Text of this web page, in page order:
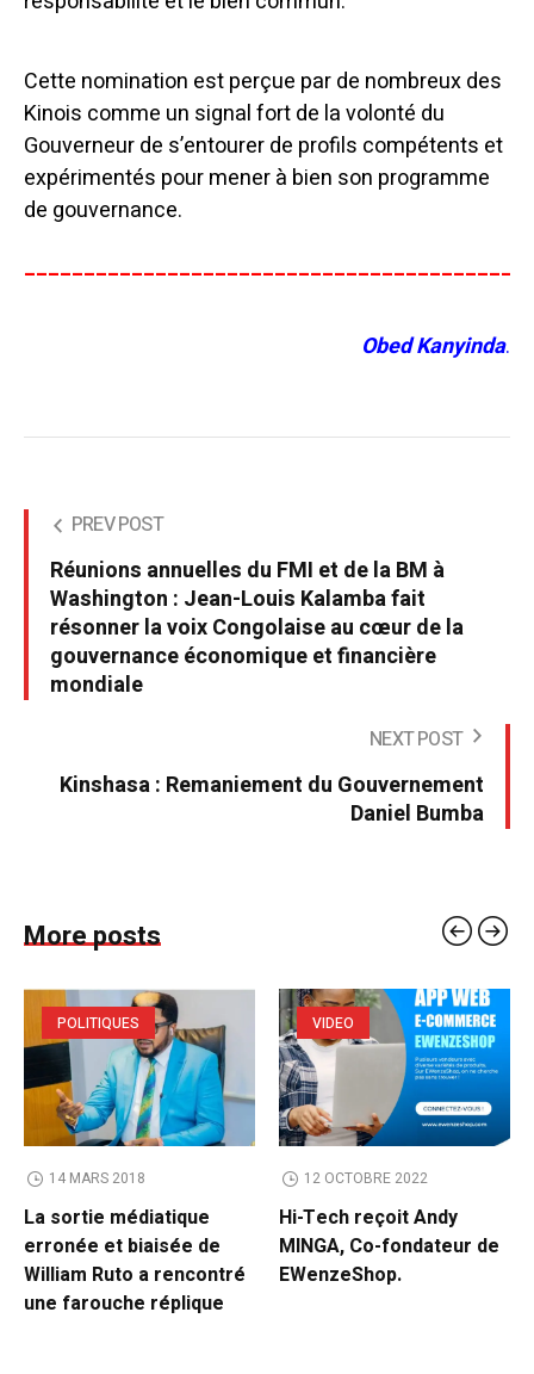
Cette nomination est perçue par de nombreux des
Kinois comme un signal fort de la volonté du
Gouverneur de s’entourer de profils compétents et
expérimentés pour mener à bien son programme
de gouvernance.
Obed Kanyinda.
PREV POST
Réunions annuelles du FMI et de la BM à
Washington : Jean-Louis Kalamba fait
résonner la voix Congolaise au cœur de la
gouvernance économique et financière
mondiale
NEXT POST
Kinshasa : Remaniement du Gouvernement
Daniel Bumba
More posts
POLITIQUES
14 MARS 2018
La sortie médiatique
erronée et biaisée de
William Ruto a rencontré
une farouche réplique
VIDEO
12 OCTOBRE 2022
Hi-Tech reçoit Andy
MINGA, Co-fondateur de
EWenzeShop.